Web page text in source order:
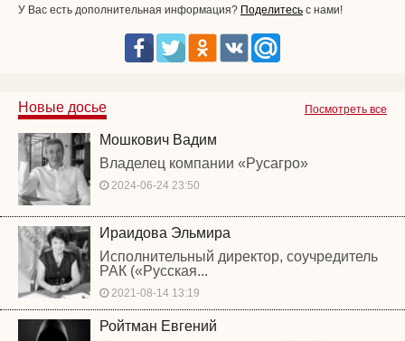
У Вас есть дополнительная информация? Поделитесь с нами!
Посмотреть все
Новые досье
Мошкович Вадим
Владелец компании «Русагро»
2024-06-24 23:50
Ираидова Эльмира
Исполнительный директор, соучредитель
РАК («Русская...
2021-08-14 13:19
Ройтман Евгений